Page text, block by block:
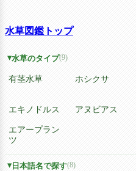
水草図鑑トップ
水草のタイプ(9)
有茎水草 ホシクサ
エキノドルス アヌビアス
エアープラン
ツ
日本語名で探す(8)